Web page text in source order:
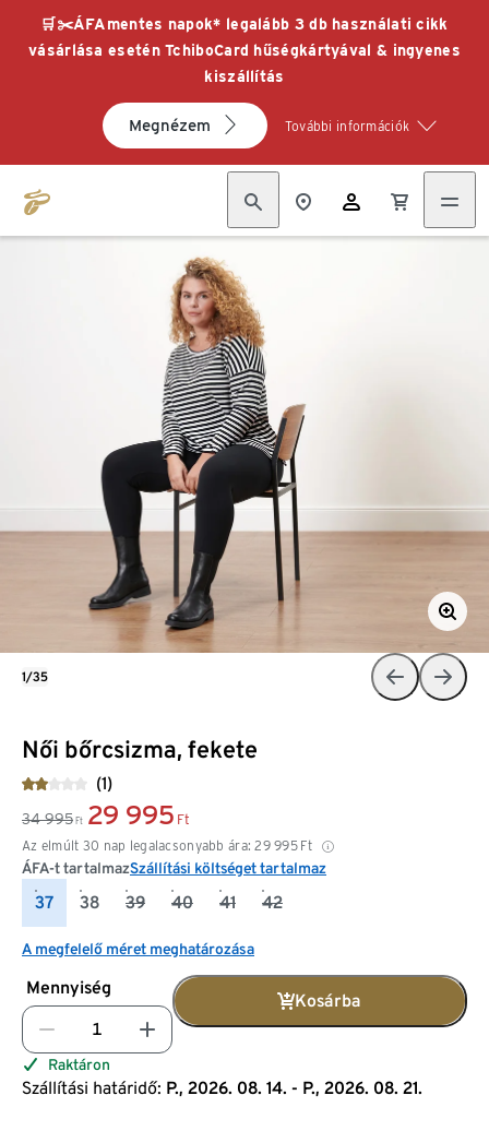
🛒✂️ÁFAmentes napok* legalább 3 db használati cikk
vásárlása esetén TchiboCard hűségkártyával & ingyenes
kiszállítás
Megnézem További információk
Női bőrcsizma, fekete
(1)
34 995 Ft 29 995 Ft
Az elmúlt 30 nap legalacsonyabb ára: 29 995 Ft
ÁFA-t tartalmazSzállítási költséget tartalmaz
37 38 39 40 41 42
A megfelelő méret meghatározása
Mennyiség
Kosárba
Raktáron
Szállítási határidő: P., 2026. 08. 14. - P., 2026. 08. 21.
1/35